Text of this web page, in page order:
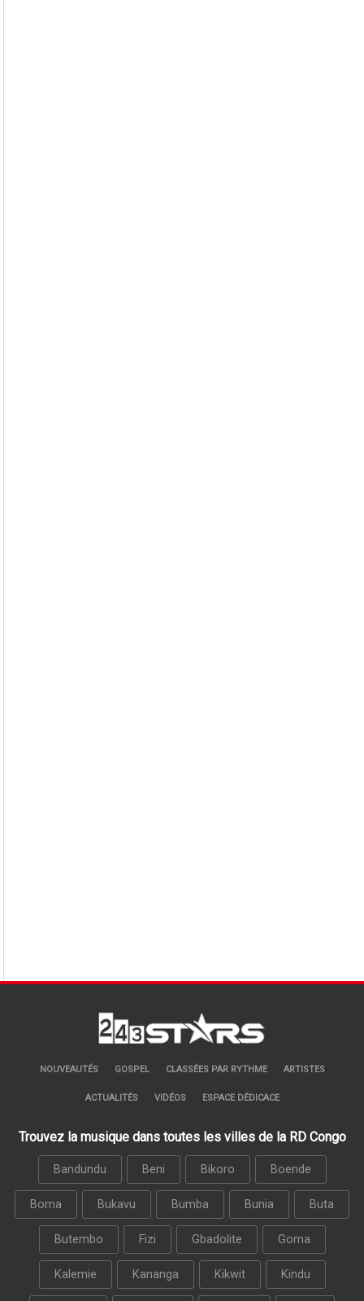
NOUVEAUTÉS GOSPEL CLASSÉES PAR RYTHME ARTISTES
ACTUALITÉS VIDÉOS ESPACE DÉDICACE
Trouvez la musique dans toutes les villes de la RD Congo
Bandundu Beni Bikoro Boende
Boma Bukavu Bumba Bunia Buta
Butembo Fizi Gbadolite Goma
Kalemie Kananga Kikwit Kindu